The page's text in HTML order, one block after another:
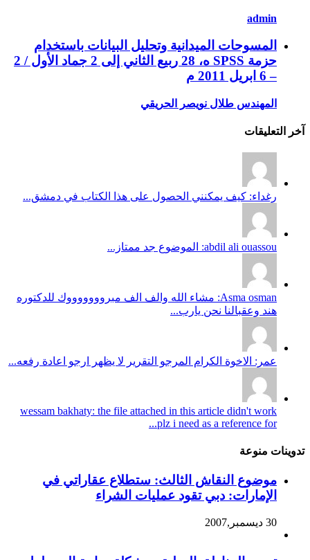
admin
المسوحات الميدانية وتحليل البيانات باستخدام
حزمة SPSS ه، 28 ربيع الثاني إلى 2 جماد الأول / 2
– 6 ابريل 2011 م
المهندس طلال نويصر الحريقي
آخر التعليقات
رغداء: كيف يمكنني الحصول على هذا الكتاب في دمشق...
abdil ali ouassou: الموضوع جد ممتاز...
Asma osman: مشاء الله والف الف مبروووووووك للدكتوره
هند وعقبالنا نحن يارب...
عمر: الاخوة الكرام المرجو التقرير لا يظهر ارجو اعادة رفعه...
wessam bakhaty: the file attached in this article didn't work
plz i need as a reference for...
تدوينات منوعة
موضوع النقاش الثالث: ستطلاع عقاراتي في
الإمارات: دبي تقود عمليات الشراء
30 ديسمبر,2007